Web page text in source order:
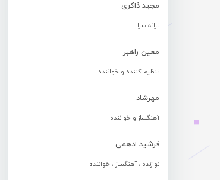
مجید ذاکری
ترانه سرا
معین راهبر
تنظیم کننده و خواننده
مهرشاد
آهنگساز و خواننده
فرشید ادهمی
نوازنده ، آهنگساز ، خواننده